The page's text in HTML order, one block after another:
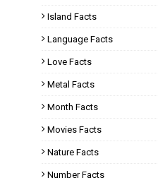
Island Facts
Language Facts
Love Facts
Metal Facts
Month Facts
Movies Facts
Nature Facts
Number Facts